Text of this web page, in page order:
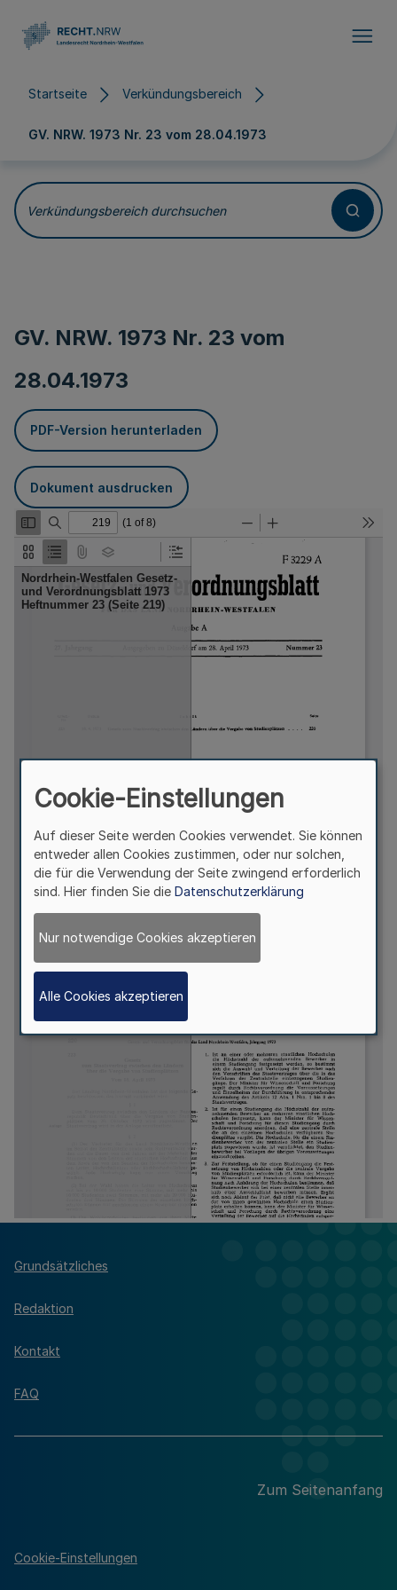
Startseite Verkündungsbereich
GV. NRW. 1973 Nr. 23 vom 28.04.1973
Verkündungsbereich durchsuchen
GV. NRW. 1973 Nr. 23 vom
28.04.1973
PDF-Version herunterladen
Dokument ausdrucken
Grundsätzliches
Redaktion
Kontakt
FAQ
Zum Seitenanfang
Cookie-Einstellungen
Cookie-Einstellungen
Auf dieser Seite werden Cookies verwendet. Sie können
entweder allen Cookies zustimmen, oder nur solchen,
die für die Verwendung der Seite zwingend erforderlich
sind. Hier finden Sie die Datenschutzerklärung
Nur notwendige Cookies akzeptieren
Alle Cookies akzeptieren